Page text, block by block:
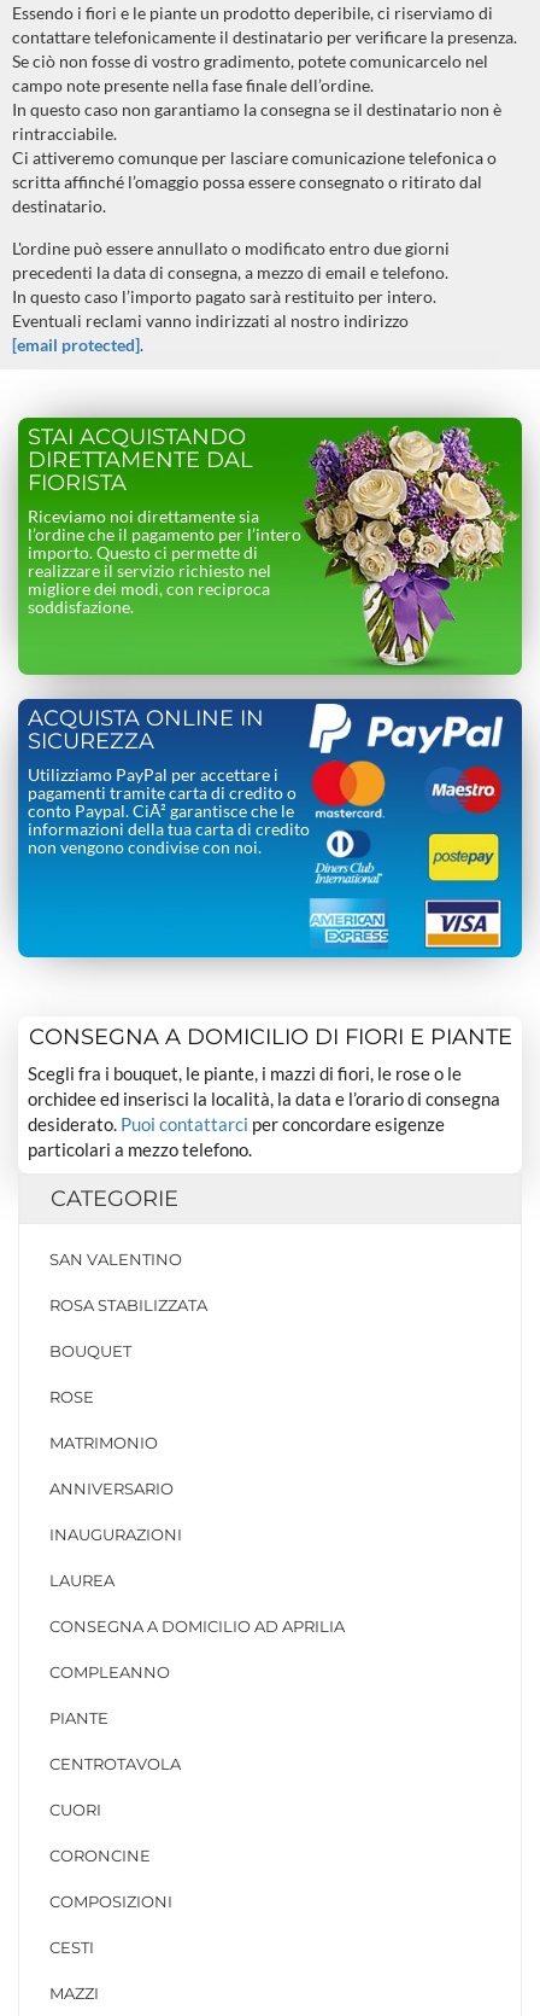
Essendo i fiori e le piante un prodotto deperibile, ci riserviamo di
contattare telefonicamente il destinatario per verificare la presenza.
Se ciò non fosse di vostro gradimento, potete comunicarcelo nel
campo note presente nella fase finale dell’ordine.
In questo caso non garantiamo la consegna se il destinatario non è
rintracciabile.
Ci attiveremo comunque per lasciare comunicazione telefonica o
scritta affinché l’omaggio possa essere consegnato o ritirato dal
destinatario.
L'ordine può essere annullato o modificato entro due giorni
precedenti la data di consegna, a mezzo di email e telefono.
In questo caso l’importo pagato sarà restituito per intero.
Eventuali reclami vanno indirizzati al nostro indirizzo
[email protected].
STAI ACQUISTANDO
DIRETTAMENTE DAL
FIORISTA
Riceviamo noi direttamente sia
l’ordine che il pagamento per l’intero
importo. Questo ci permette di
realizzare il servizio richiesto nel
migliore dei modi, con reciproca
soddisfazione.
ACQUISTA ONLINE IN
SICUREZZA
Utilizziamo PayPal per accettare i
pagamenti tramite carta di credito o
conto Paypal. CiÃ² garantisce che le
informazioni della tua carta di credito
non vengono condivise con noi.
CONSEGNA A DOMICILIO DI FIORI E PIANTE
Scegli fra i bouquet, le piante, i mazzi di fiori, le rose o le
orchidee ed inserisci la località, la data e l’orario di consegna
desiderato. Puoi contattarci per concordare esigenze
particolari a mezzo telefono.
CATEGORIE
SAN VALENTINO
ROSA STABILIZZATA
BOUQUET
ROSE
MATRIMONIO
ANNIVERSARIO
INAUGURAZIONI
LAUREA
CONSEGNA A DOMICILIO AD APRILIA
COMPLEANNO
PIANTE
CENTROTAVOLA
CUORI
CORONCINE
COMPOSIZIONI
CESTI
MAZZI